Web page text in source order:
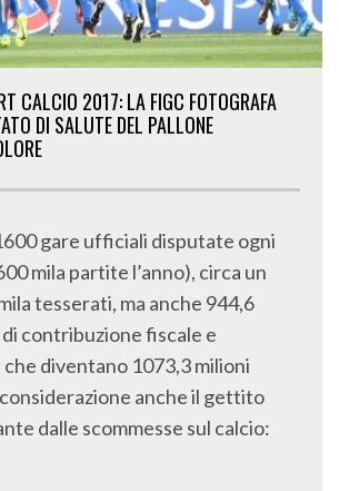
CALCIO 2017: LA FIGC FOTOGRAFA
DI SALUTE DEL PALLONE
gare ufficiali disputate ogni
mila partite l’anno), circa un
tesserati, ma anche 944,6
contribuzione fiscale e
diventano 1073,3 milioni
anche il gettito
dalle scommesse sul calcio: